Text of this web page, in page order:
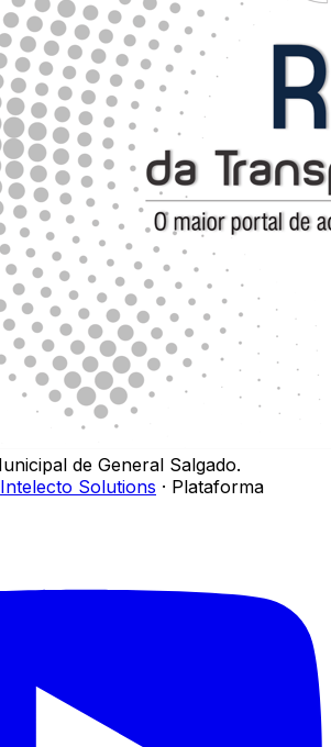
de General Salgado.
Intelecto Solutions · Plataforma